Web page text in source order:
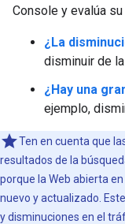
Console y evalúa
¿La
disminuir de
¿Hay una
ejemplo,
Ten en cuenta que
resultados de la
porque la Web abierta
nuevo y actualizado.
y disminuciones en el